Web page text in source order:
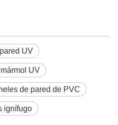
UV
UV
de pared de PVC
ignífugo